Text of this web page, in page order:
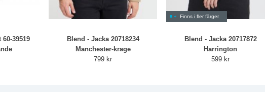
39519
Blend - Jacka 20718234
Manchester-krage
799 kr
Finns i fler färger
Blend - Jacka 20717872
Harrington
599 kr